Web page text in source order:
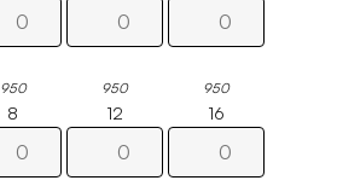
950 950 950
8 12 16